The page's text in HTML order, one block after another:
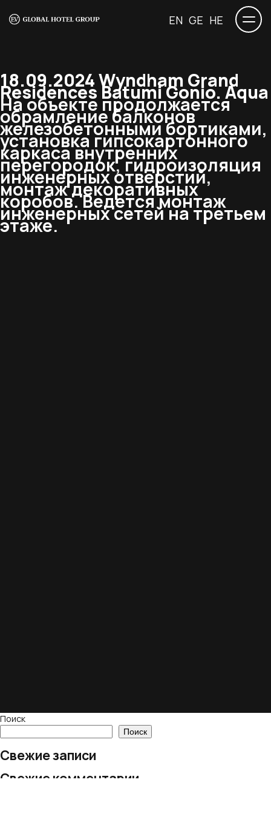
EN GE HE
18.09.2024 Wyndham Grand
Residences Batumi Gonio. Aqua
На объекте продолжается
обрамление балконов
железобетонными бортиками,
установка гипсокартонного
каркаса внутренних
перегородок, гидроизоляция
инженерных отверстий,
монтаж декоративных
коробов. Ведется монтаж
инженерных сетей на третьем
этаже.
Поиск
Поиск
Свежие записи
Свежие комментарии